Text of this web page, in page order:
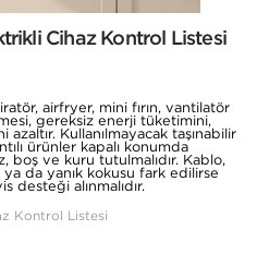
Cihaz Kontrol Listesi
airfryer, mini fırın, vantilatör
gereksiz enerji tüketimini,
azaltır. Kullanılmayacak taşınabilir
ürünler kapalı konumda
boş ve kuru tutulmalıdır. Kablo,
da yanık kokusu fark edilirse
desteği alınmalıdır.
Kontrol Listesi